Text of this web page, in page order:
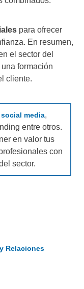
para ofrecer
En resumen,
el sector del
formación
cliente.
social media,
entre otros.
en valor tus
con
sector.
Relaciones